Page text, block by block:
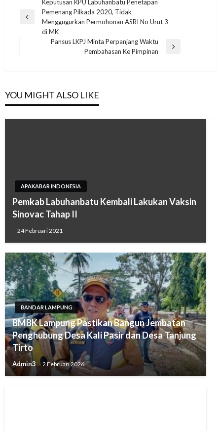
Navigasi
pos
Previous
Keputusan KPU Labuhanbatu Penetapan
Pemenang Pilkada 2020, Tidak
Menggugurkan Permohonan ASRI No Urut 3
di MK
Pansus LKPJ Minta Perpanjang Waktu
Pembahasan Ke Pimpinan
YOU MIGHT ALSO LIKE
APAKABAR INDONESIA
Pemkab Labuhanbatu Kembali Lakukan Vaksin
Sinovac Tahap II
24 Februari 2021
BANDAR LAMPUNG
BMBK Lampung Pastikan Bangun Jembatan
Penghubung Desa Kali Pasir dan Desa Tanjung
Tirto
Admin3 2 Februari 2026